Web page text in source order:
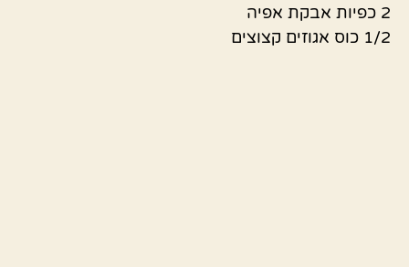
2 כפיות אבקת אפיה
1/2 כוס אגוזים קצוצים